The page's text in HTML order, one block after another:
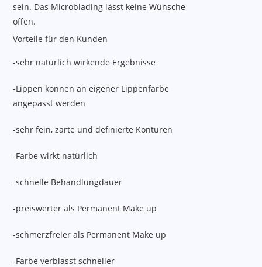
sein. Das Microblading lässt keine Wünsche
offen.
Vorteile für den Kunden
-sehr natürlich wirkende Ergebnisse
-Lippen können an eigener Lippenfarbe
angepasst werden
-sehr fein, zarte und definierte Konturen
-Farbe wirkt natürlich
-schnelle Behandlungdauer
-preiswerter als Permanent Make up
-schmerzfreier als Permanent Make up
-Farbe verblasst schneller